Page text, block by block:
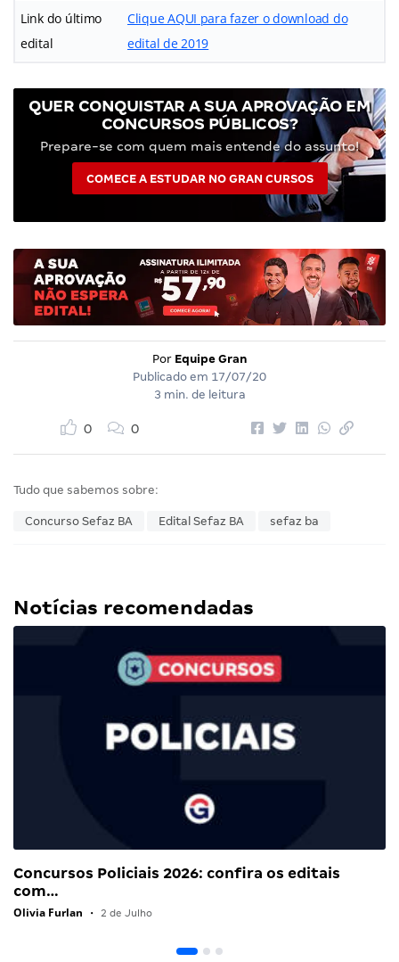
Link do último
edital
Clique AQUI para fazer o download do
edital de 2019
QUER CONQUISTAR A SUA APROVAÇÃO EM
CONCURSOS PÚBLICOS?
Prepare-se com quem mais entende do assunto!
COMECE A ESTUDAR NO GRAN CURSOS
Por Equipe Gran
Publicado em 17/07/20
3 min. de leitura
0 0
Tudo que sabemos sobre:
Concurso Sefaz BA Edital Sefaz BA sefaz ba
Notícias recomendadas
Concursos Policiais 2026: confira os editais
com…
Olivia Furlan • 2 de Julho